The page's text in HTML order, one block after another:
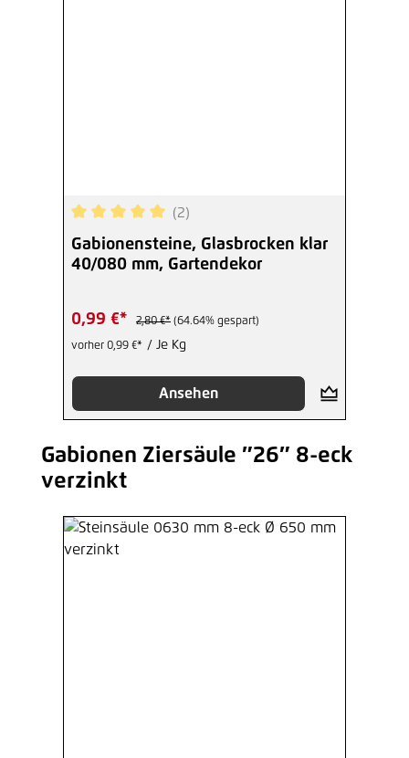
Durchschnittliche Bewertung von 5 von 5
(2)
Gabionensteine, Glasbrocken klar
40/080 mm, Gartendekor
0,99 €* 2,80 €* (64.64% gespart)
vorher 0,99 €* / Je Kg
Ansehen
Produktgalerie überspringen
Gabionen Ziersäule ″26″ 8-eck
verzinkt